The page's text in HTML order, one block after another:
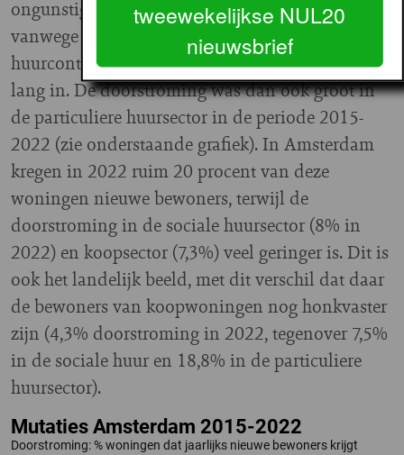
ongunstige prijs/prestatie-verhouding én
vanwege de eerdere praktijk van tijdelijke
huurcontracten wonen veel huurders er ook niet
lang in. De doorstroming was dan ook groot in
de particuliere huursector in de periode 2015-
2022 (zie onderstaande grafiek). In Amsterdam
kregen in 2022 ruim 20 procent van deze
woningen nieuwe bewoners, terwijl de
doorstroming in de sociale huursector (8% in
2022) en koopsector (7,3%) veel geringer is. Dit is
ook het landelijk beeld, met dit verschil dat daar
de bewoners van koopwoningen nog honkvaster
zijn (4,3% doorstroming in 2022, tegenover 7,5%
in de sociale huur en 18,8% in de particuliere
huursector).
tweewekelijkse NUL20
nieuwsbrief